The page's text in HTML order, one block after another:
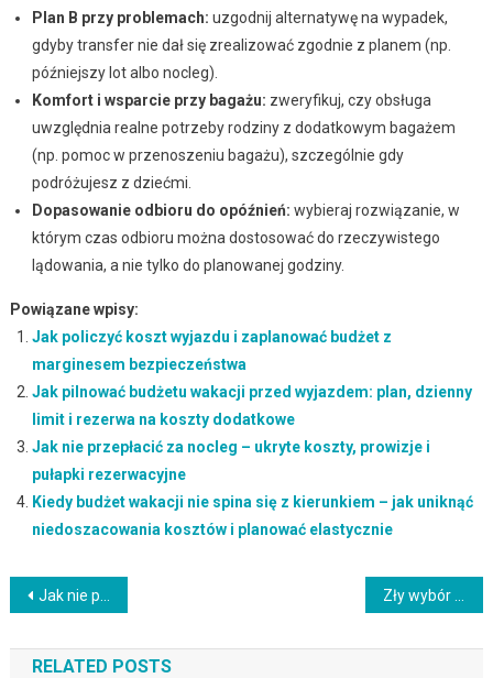
Plan B przy problemach: uzgodnij alternatywę na wypadek,
gdyby transfer nie dał się zrealizować zgodnie z planem (np.
późniejszy lot albo nocleg).
Komfort i wsparcie przy bagażu: zweryfikuj, czy obsługa
uwzględnia realne potrzeby rodziny z dodatkowym bagażem
(np. pomoc w przenoszeniu bagażu), szczególnie gdy
podróżujesz z dziećmi.
Dopasowanie odbioru do opóźnień: wybieraj rozwiązanie, w
którym czas odbioru można dostosować do rzeczywistego
lądowania, a nie tylko do planowanej godziny.
Powiązane wpisy:
Jak policzyć koszt wyjazdu i zaplanować budżet z
marginesem bezpieczeństwa
Jak pilnować budżetu wakacji przed wyjazdem: plan, dzienny
limit i rezerwa na koszty dodatkowe
Jak nie przepłacić za nocleg – ukryte koszty, prowizje i
pułapki rezerwacyjne
Kiedy budżet wakacji nie spina się z kierunkiem – jak uniknąć
niedoszacowania kosztów i planować elastycznie
Nawigacja
wpisu
Jak nie przepłacić za wyjazd przez zły podział budżetu: praktyczny plan kategorii i limitów
RELATED POSTS